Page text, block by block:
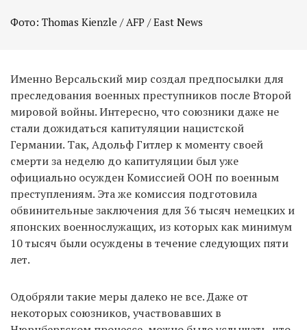
Фото: Thomas Kienzle / AFP / East News
Именно Версальский мир создал предпосылки для
преследования военных преступников после Второй
мировой войны. Интересно, что союзники даже не
стали дожидаться капитуляции нацистской
Германии. Так, Адольф Гитлер к моменту своей
смерти за неделю до капитуляции был уже
официально осужден Комиссией ООН по военным
преступлениям. Эта же комиссия подготовила
обвинительные заключения для 36 тысяч немецких и
японских военнослужащих, из которых как минимум
10 тысяч были осуждены в течение следующих пяти
лет.
Одобряли такие меры далеко не все. Даже от
некоторых союзников, участвовавших в